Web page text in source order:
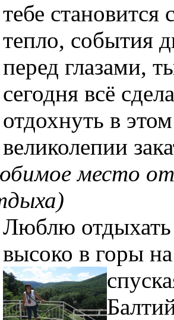
тебе становится
тепло, события
перед глазами,
сегодня всё
отдохнуть в
великолепии
место
Люблю отдыхать
высоко в горы